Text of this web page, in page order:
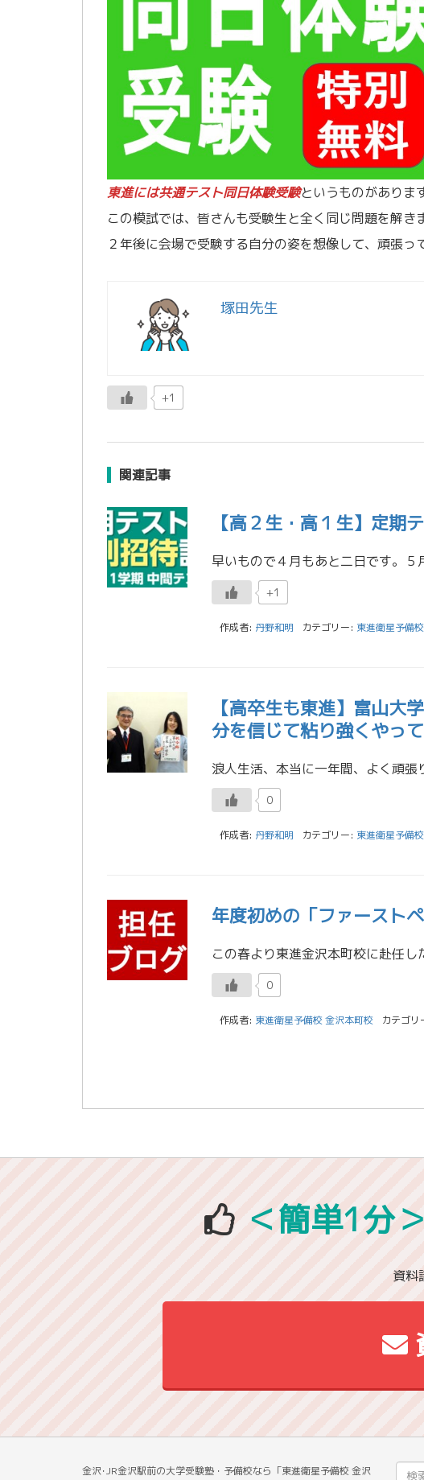
東進には共通テスト同日体験受験というものがありま
この模試では、皆さんも受験生と全く同じ問題を解き
２年後に会場で受験する自分の姿を想像して、頑張っ
塚田先生
+1
関連記事
【高２生・高１生】定期
+1
作成者: 丹野和明 カテゴリー: 東進衛星予備
【高卒生も東進】富山大
分を信じて粘り強くやっ
0
作成者: 丹野和明 カテゴリー: 東進衛星予備
年度初めの「ファーストペ
0
作成者: 東進衛星予備校 金沢本町校 カテゴリ
＜簡単1分＞
資料
金沢･JR金沢駅前の大学受験塾・予備校なら「東進衛星予備校 金沢